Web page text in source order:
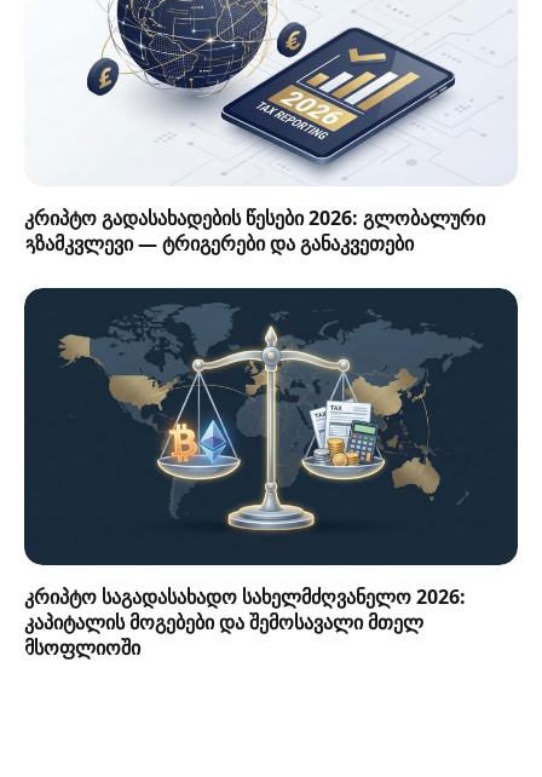
კრიპტო გადასახადების წესები 2026: გლობალური
გზამკვლევი — ტრიგერები და განაკვეთები
კრიპტო საგადასახადო სახელმძღვანელო 2026:
კაპიტალის მოგებები და შემოსავალი მთელ
მსოფლიოში